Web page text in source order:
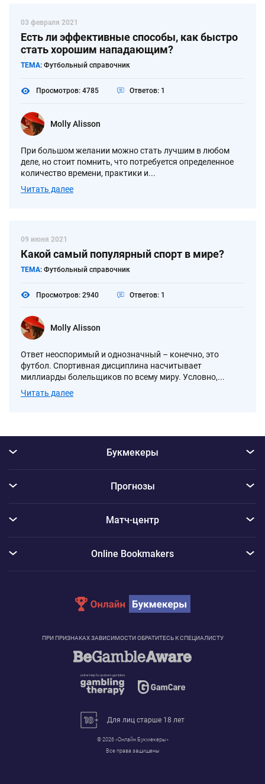
03 февраля 2021
Есть ли эффективные способы, как быстро
стать хорошим нападающим?
ТЕМА: Футбольный справочник
Просмотров: 4785 Ответов: 1
Molly Alisson
При большом желании можно стать лучшим в любом
деле, но стоит помнить, что потребуется определенное
количество времени, практики и...
Читать далее
09 июня 2021
Какой самый популярный спорт в мире?
ТЕМА: Футбольный справочник
Просмотров: 2940 Ответов: 1
Molly Alisson
Ответ неоспоримый и однозначный – конечно, это
футбол. Спортивная дисциплина насчитывает
миллиарды болельщиков по всему миру. Условно,...
Читать далее
ПРИ ПРИЗНАКАХ ЗАВИСИМОСТИ ОБРАТИТЕСЬ К СПЕЦИАЛИСТУ
Для лиц старше 18 лет
© 2026 «Онлайн Букмекеры»
Все права защищены
Букмекеры
Прогнозы
Матч-центр
Online Bookmakers